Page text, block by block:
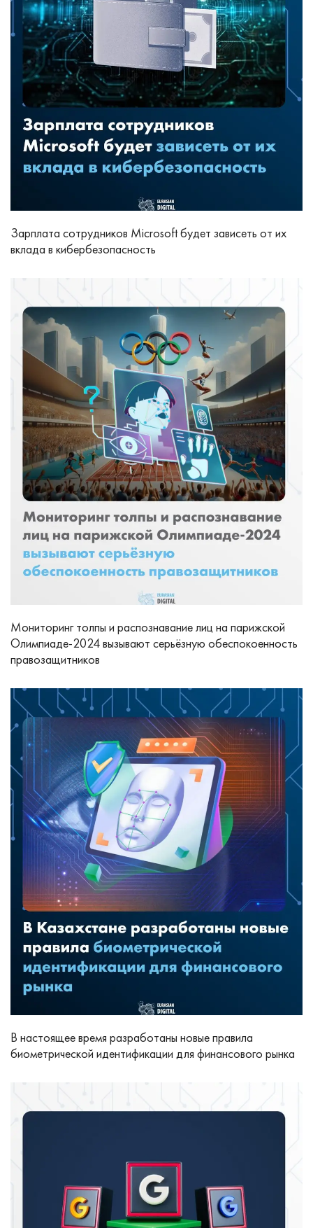
Зарплата сотрудников Microsoft будет зависеть от их
вклада в кибербезопасность
Мониторинг толпы и распознавание лиц на парижской
Олимпиаде-2024 вызывают серьёзную обеспокоенность
правозащитников
В настоящее время разработаны новые правила
биометрической идентификации для финансового рынка